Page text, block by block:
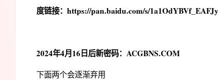
度链接：https://pan.baidu.com/s/
2024年4月16日后新密码：ACGBNS.COM
下面两个会逐渐弃用